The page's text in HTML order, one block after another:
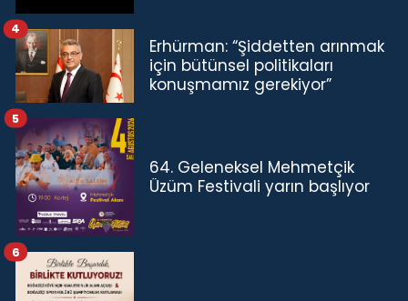
Erhürman: “Şiddetten arınmak
için bütünsel politikaları
konuşmamız gerekiyor”
4
64. Geleneksel Mehmetçik
Üzüm Festivali yarın başlıyor
5
6